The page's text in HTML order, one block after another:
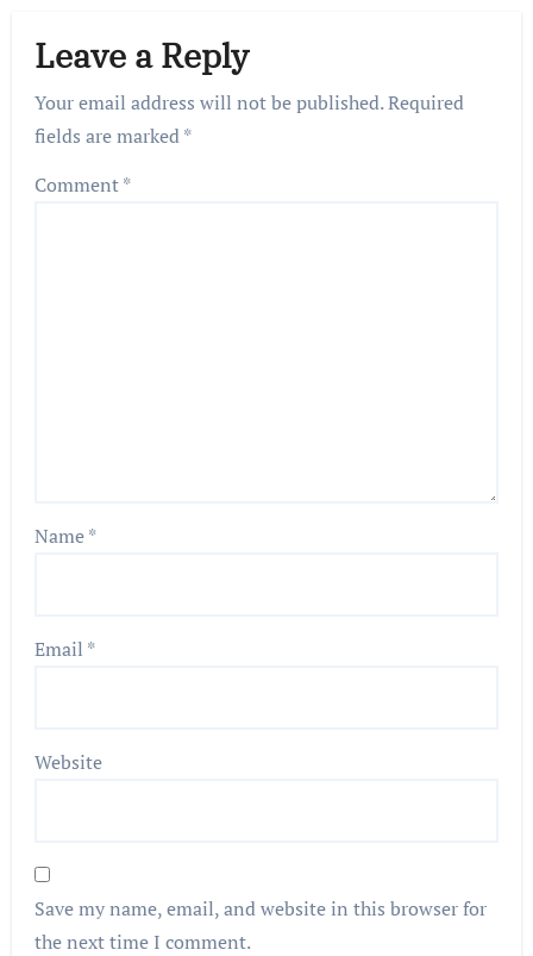
Leave a Reply
Your email address will not be published.Required
fields are marked*
Comment*
Name*
Email *
Website
Save my name, email, and website in this browser for
the next time I comment.